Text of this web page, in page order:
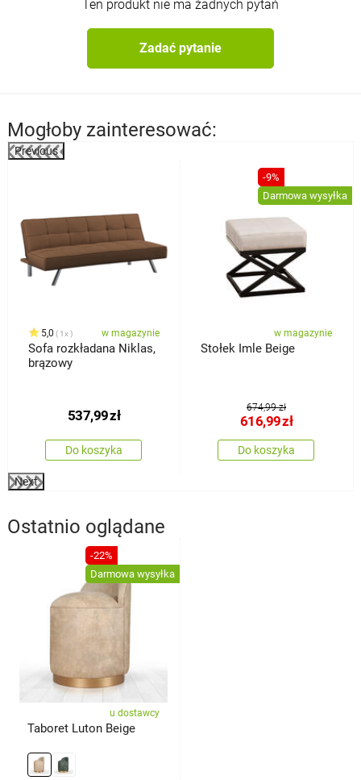
Ten produkt nie ma żadnych pytań
Zadać pytanie
Mogłoby zainteresować:
Previous
5,0 1x w magazynie
Sofa rozkładana Niklas,
brązowy
537,99zł
Do koszyka
-9%
Darmowa wysyłka
w magazynie
Stołek Imle Beige
674,99 zł
616,99zł
Do koszyka
Next
Ostatnio oglądane
-22%
Darmowa wysyłka
u dostawcy
Taboret Luton Beige